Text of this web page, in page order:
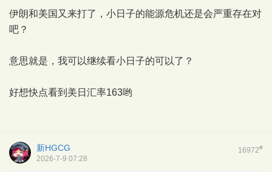
伊朗和美国又来打了，小日子的能源危机还是会严重存在对
吧？
意思就是，我可以继续看小日子的可以了？
好想快点看到美日汇率163哟
16972#
新HGCG
2026-7-9 07:28